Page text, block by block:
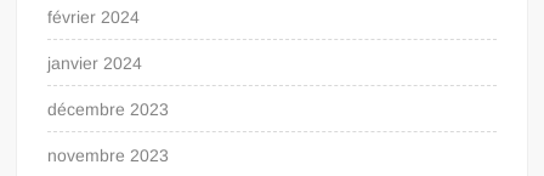
février 2024
janvier 2024
décembre 2023
novembre 2023